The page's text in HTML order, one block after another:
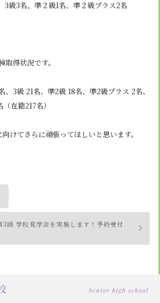
3級3名、準２級1名、準２級プラス2名
取得状況です。
、3級 21名、準2級 18名、準2級プラス 2名、
在籍217名）
けてさらに頑張ってほしいと思います。
回 学校見学会を実施します！予約受付